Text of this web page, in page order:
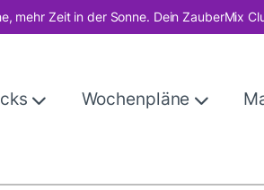
mehr Zeit in der Sonne. Dein ZauberMix
Wochenpläne